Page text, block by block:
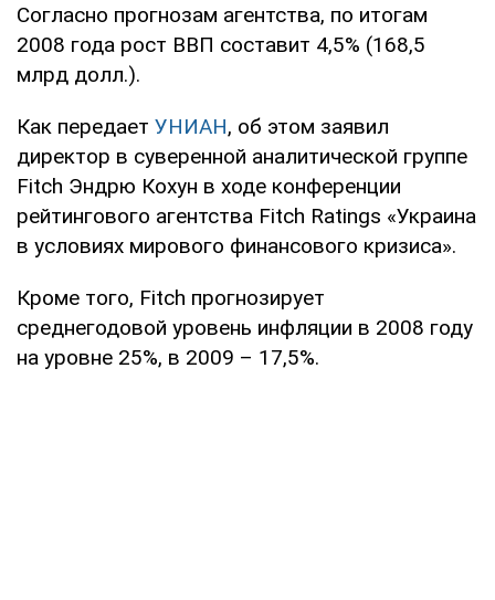
Согласно прогнозам агентства, по итогам
2008 года рост ВВП составит 4,5% (168,5
млрд долл.).
Как передает УНИАН, об этом заявил
директор в суверенной аналитической группе
Fitch Эндрю Кохун в ходе конференции
рейтингового агентства Fitch Ratings «Украина
в условиях мирового финансового кризиса».
Кроме того, Fitch прогнозирует
среднегодовой уровень инфляции в 2008 году
на уровне 25%, в 2009 – 17,5%.